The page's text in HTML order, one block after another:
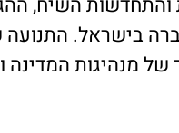
בישראל.
מנהיגות המדינה